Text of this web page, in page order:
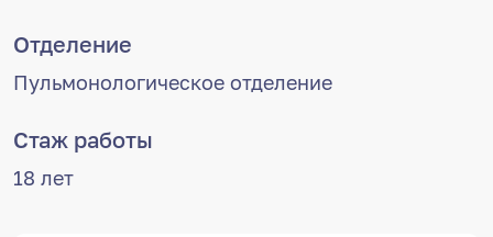
Отделение
Пульмонологическое отделение
Стаж работы
18 лет